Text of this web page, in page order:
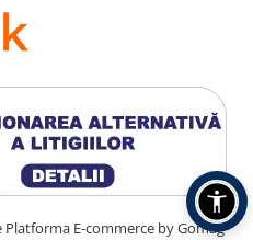
Platforma E-commerce by Gomag